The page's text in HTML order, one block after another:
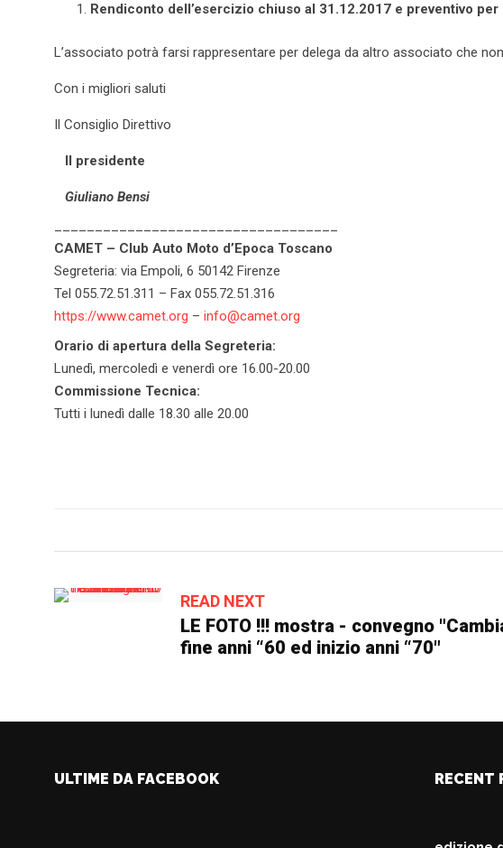
Rendiconto dell’esercizio chiuso al 31.12.2017 e preventivo per
L’associato potrà farsi rappresentare per delega da altro associato che
Con i migliori saluti
Il Consiglio Direttivo
Il presidente
Giuliano Bensi
CAMET – Club Auto Moto d’Epoca Toscano
Segreteria: via Empoli, 6 50142 Firenze
Tel 055.72.51.311 – Fax 055.72.51.316
https://www.camet.org – info@camet.org
Orario di apertura della Segreteria:
Lunedì, mercoledì e venerdì ore 16.00-20.00
Commissione Tecnica:
Tutti i lunedì dalle 18.30 alle 20.00
READ NEXT
LE FOTO !!! mostra - convegno
fine anni “60 ed inizio anni “70"
ULTIME DA FACEBOOK RECENT